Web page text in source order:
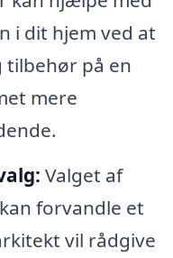
i dit hjem ved at
på en
mere
Valget af
forvandle et
vil rådgive